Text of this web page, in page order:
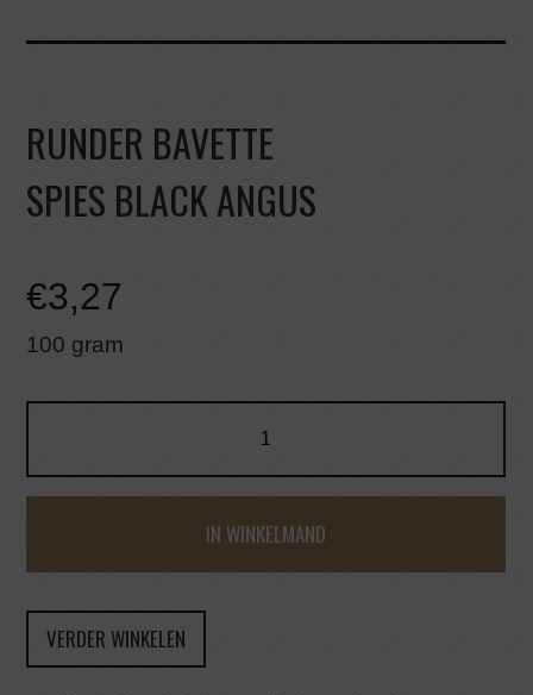
RUNDER BAVETTE
SPIES BLACK ANGUS
€3,27
100 gram
IN WINKELMAND
VERDER WINKELEN